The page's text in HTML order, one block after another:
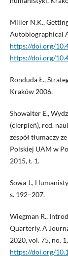
Miller N.K.,
Autobiographical
https://doi.org/
https://doi.org/
Ronduda Ł.,
Kraków 2006.
Showalter E.,
(cierpień), red.
zespół tłumaczy
Polskiej UAM w
2015, t. 1.
Sowa J.,
s. 192–207.
Wiegman R.,
Quarterly. A
2020, vol. 75, no.
https://doi.org/